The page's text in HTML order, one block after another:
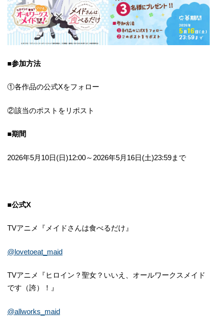
■参加方法
①各作品の公式Xをフォロー
②該当のポストをリポスト
■期間
2026年5月10日(日)12:00～2026年5月16日(土)23:59まで
■公式X
TVアニメ『メイドさんは食べるだけ』
@lovetoeat_maid
TVアニメ『ヒロイン？聖女？いいえ、オールワークスメイド
です（誇）！』
@allworks_maid